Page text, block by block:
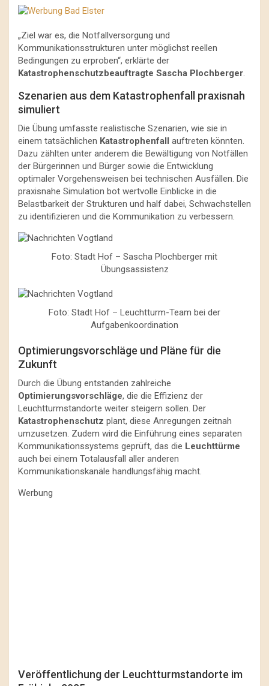
„Ziel war es, die Notfallversorgung und
Kommunikationsstrukturen unter möglichst reellen
Bedingungen zu erproben“, erklärte der
Katastrophenschutzbeauftragte Sascha Plochberger.
Szenarien aus dem Katastrophenfall praxisnah
simuliert
Die Übung umfasste realistische Szenarien, wie sie in
einem tatsächlichen Katastrophenfall auftreten könnten.
Dazu zählten unter anderem die Bewältigung von Notfällen
der Bürgerinnen und Bürger sowie die Entwicklung
optimaler Vorgehensweisen bei technischen Ausfällen. Die
praxisnahe Simulation bot wertvolle Einblicke in die
Belastbarkeit der Strukturen und half dabei, Schwachstellen
zu identifizieren und die Kommunikation zu verbessern.
Foto: Stadt Hof – Sascha Plochberger mit
Übungsassistenz
Foto: Stadt Hof – Leuchtturm-Team bei der
Aufgabenkoordination
Optimierungsvorschläge und Pläne für die
Zukunft
Durch die Übung entstanden zahlreiche
Optimierungsvorschläge, die die Effizienz der
Leuchtturmstandorte weiter steigern sollen. Der
Katastrophenschutz plant, diese Anregungen zeitnah
umzusetzen. Zudem wird die Einführung eines separaten
Kommunikationssystems geprüft, das die Leuchttürme
auch bei einem Totalausfall aller anderen
Kommunikationskanäle handlungsfähig macht.
Werbung
Veröffentlichung der Leuchtturmstandorte im